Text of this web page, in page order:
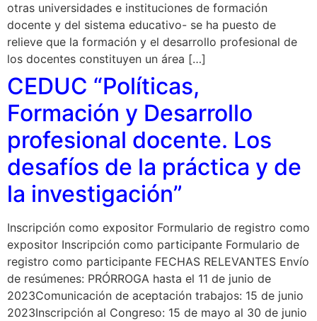
otras universidades e instituciones de formación
docente y del sistema educativo- se ha puesto de
relieve que la formación y el desarrollo profesional de
los docentes constituyen un área […]
CEDUC “Políticas,
Formación y Desarrollo
profesional docente. Los
desafíos de la práctica y de
la investigación”
Inscripción como expositor Formulario de registro como
expositor Inscripción como participante Formulario de
registro como participante FECHAS RELEVANTES Envío
de resúmenes: PRÓRROGA hasta el 11 de junio de
2023Comunicación de aceptación trabajos: 15 de junio
2023Inscripción al Congreso: 15 de mayo al 30 de junio